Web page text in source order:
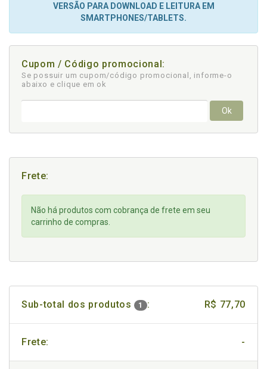
VERSÃO PARA DOWNLOAD E LEITURA EM
SMARTPHONES/TABLETS.
Cupom / Código promocional:
Se possuir um cupom/código promocional, informe-o
abaixo e clique em ok
Ok
Frete:
Não há produtos com cobrança de frete em seu
carrinho de compras.
Sub-total dos produtos 1 : R$ 77,70
Frete: -